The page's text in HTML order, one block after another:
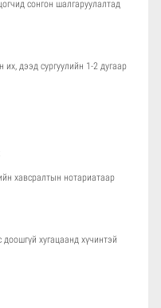
сонгон шалгаруулалтад
дээд сургуулийн 1-2 дугаар
хавсралтын нотариатаар
хугацаанд хүчинтэй